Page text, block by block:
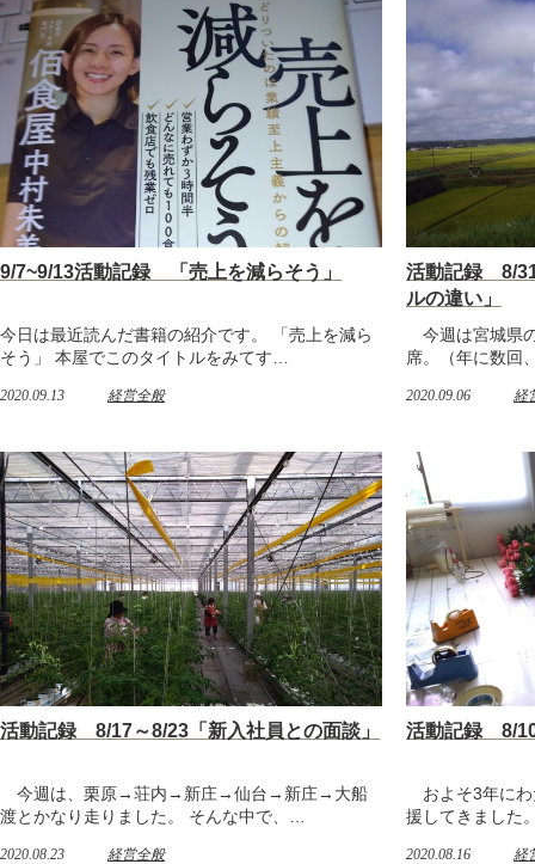
9/7~9/13活動記録 「売上を減らそう」
今日は最近読んだ書籍の紹介です。 「売上を減ら
そう」 本屋でこのタイトルをみてす…
2020.09.13 経営全般
活動記録 8/
ルの違い」
今週は宮城県
席。（年に数回
2020.09.06 経
活動記録 8/17～8/23「新入社員との面談」
今週は、栗原→荘内→新庄→仙台→新庄→大船
渡とかなり走りました。 そんな中で、…
2020.08.23 経営全般
活動記録 8/
およそ3年にわ
援してきまし
2020.08.16 経